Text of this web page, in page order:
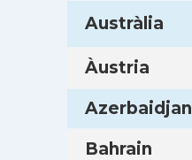
Austràlia
Àustria
Azerbaidjan
Bahrain